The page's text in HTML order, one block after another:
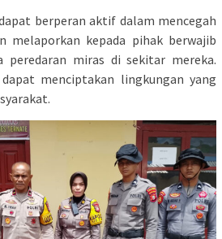
berperan aktif dalam mencegah
melaporkan kepada pihak berwajib
peredaran miras di sekitar mereka.
menciptakan lingkungan yang